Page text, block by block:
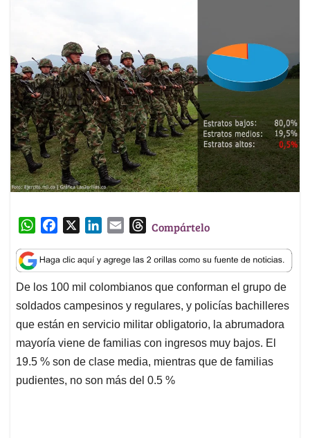
W
a
t
s
A
p
p
c
e
b
o
o
k
n
k
e
d
I
n
a
i
l
T
r
e
a
d
s
Compártelo
De los 100 mil colombianos que conforman el grupo de
soldados campesinos y regulares, y policías bachilleres
que están en servicio militar obligatorio, la abrumadora
mayoría viene de familias con ingresos muy bajos. El
19.5 % son de clase media, mientras que de familias
pudientes, no son más del 0.5 %